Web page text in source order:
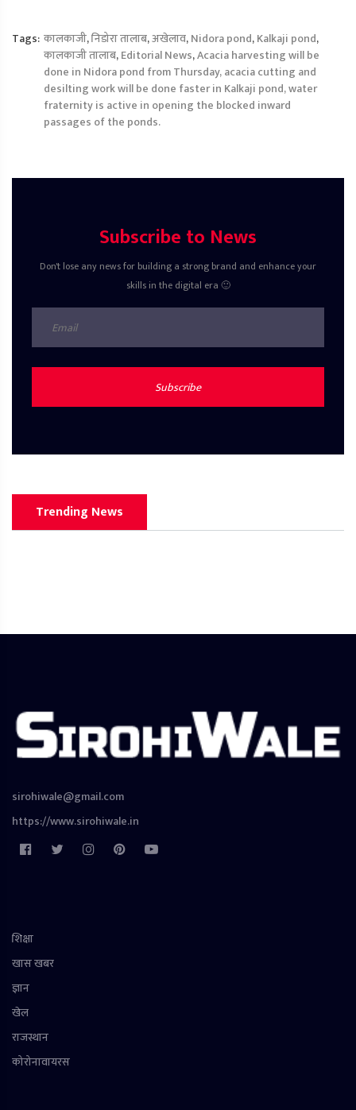
Tags: कालकाजी,निडोरा तालाब,अखेलाव,Nidora pond,Kalkaji pond,
कालकाजी तालाब,Editorial News,Acacia harvesting will be
done in Nidora pond from Thursday, acacia cutting and
desilting work will be done faster in Kalkaji pond, water
fraternity is active in opening the blocked inward
passages of the ponds.
Subscribe to News
Don't lose any news for building a strong brand and enhance your
skills in the digital era 🙂
Subscribe
Trending News
sirohiwale@gmail.com
https://www.sirohiwale.in
शिक्षा
खास खबर
ज्ञान
खेल
राजस्थान
कोरोनावायरस